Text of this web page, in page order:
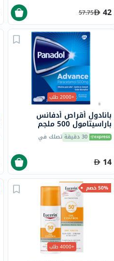
42
57.75
+2000 طلب
بانادول أقراص أدفانس
باراسيتامول 500 ملجم
قرص 30 دقيقة تصلك في
14
50% خصم
+4000 طلب